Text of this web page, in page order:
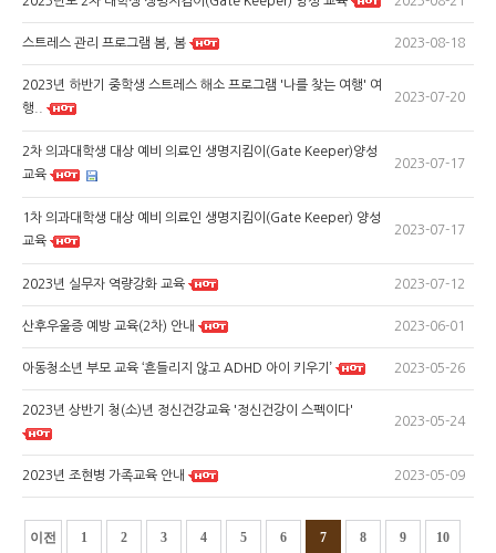
스트레스 관리 프로그램 봄, 봄 2023-08-18
2023년 하반기 중학생 스트레스 해소 프로그램 '나를 찾는 여행' 여
행..
2023-07-20
2차 의과대학생 대상 예비 의료인 생명지킴이(Gate Keeper)양성
교육
2023-07-17
1차 의과대학생 대상 예비 의료인 생명지킴이(Gate Keeper) 양성
교육
2023-07-17
2023년 실무자 역량강화 교육 2023-07-12
산후우울증 예방 교육(2차) 안내 2023-06-01
아동청소년 부모 교육 ‘흔들리지 않고 ADHD 아이 키우기’ 2023-05-26
2023년 상반기 청(소)년 정신건강교육 '정신건강이 스펙이다'
2023-05-24
2023년 조현병 가족교육 안내 2023-05-09
이전 1 2 3 4 5 6 7 8 9 10